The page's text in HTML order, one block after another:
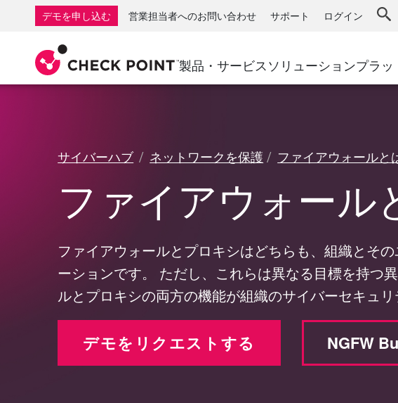
製品・サービス
SMB向けファイアウォール
産業用ファイアウォール
SD-WAN
リモート アクセスVPN
Agentic Network Security Orchestration
セキュリティ管理アプライアンス
AIを活用したセキュリティ管理
メール＆コラボレーション
モバイル
エンドポイント
ブラウズ
ソリューション
AI Network Firewall
AI Runtime Protection
ランサムウェア対策
IoTセキュリティソリューシ
Secure Access Service Edge
脅威ハンティング
業界別ソリューション
プラッ
検出
応答
サービスとしてのマネージドファイアウォール
アドボカシーマネジメントサービス
Proサポート
デモを申し込む
営業担当者へのお問い合わせ サポート ログイン
サイバーハブ ネットワークを保護 ファイアウォールと
ファイアウォール
ファイアウォールとプロキシはどちらも、組織とそ
ーションです。 ただし、これらは異なる目標を持つ
ルとプロキシの両方の機能が組織のサイバーセキュ
デモをリクエストする NGFW